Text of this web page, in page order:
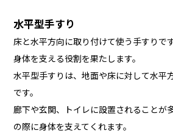
水平型手すり
床と水平方向に取り付けて使う手すりで
身体を支える役割を果たします。
水平型手すりは、地面や床に対して水平
です。
廊下や玄関、トイレに設置されることが
の際に身体を支えてくれます。